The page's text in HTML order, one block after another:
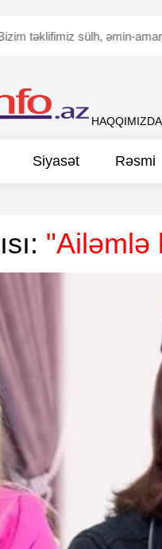
sülh, əmin-amanlıq,
HAQQIMIZDA
Siyasət Rəsmi
"Ailəmlə